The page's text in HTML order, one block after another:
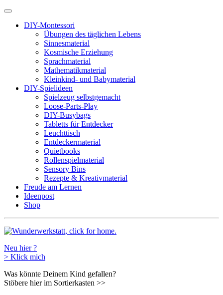
DIY-Montessori
Übungen des täglichen Lebens
Sinnesmaterial
Kosmische Erziehung
Sprachmaterial
Mathematikmaterial
Kleinkind- und Babymaterial
DIY-Spielideen
Spielzeug selbstgemacht
Loose-Parts-Play
DIY-Busybags
Tabletts für Entdecker
Leuchttisch
Entdeckermaterial
Quietbooks
Rollenspielmaterial
Sensory Bins
Rezepte & Kreativmaterial
Freude am Lernen
Ideenpost
Shop
Neu hier ?
> Klick mich
Was könnte Deinem Kind gefallen?
Stöbere hier im Sortierkasten >>